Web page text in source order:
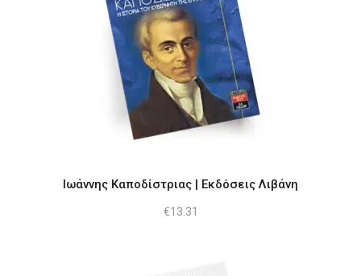
Ιωάννης Καποδίστριας | Εκδόσεις Λιβάνη
€13.31